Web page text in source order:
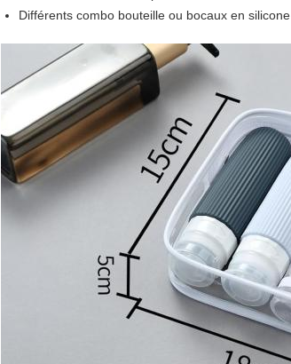
Différents combo bouteille ou bocaux en silicone